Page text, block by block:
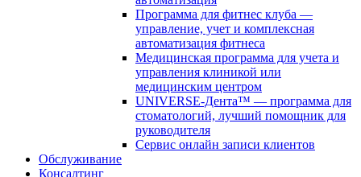
Программа для фитнес клуба —
управление, учет и комплексная
автоматизация фитнеса
Медицинская программа для учета и
управления клиникой или
медицинским центром
UNIVERSE-Дента™ — программа для
стоматологий, лучший помощник для
руководителя
Сервис онлайн записи клиентов
Обслуживание
Консалтинг